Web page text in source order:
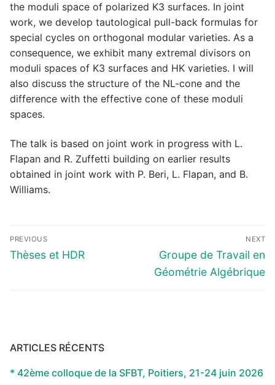
the moduli space of polarized K3 surfaces. In joint
work, we develop tautological pull-back formulas for
special cycles on orthogonal modular varieties. As a
consequence, we exhibit many extremal divisors on
moduli spaces of K3 surfaces and HK varieties. I will
also discuss the structure of the NL-cone and the
difference with the effective cone of these moduli
spaces.
The talk is based on joint work in progress with L.
Flapan and R. Zuffetti building on earlier results
obtained in joint work with P. Beri, L. Flapan, and B.
Williams.
Navigation
de
PREVIOUS
Previous
Thèses et HDR
NEXT
Next
post:
Groupe de Travail en
Géométrie Algébrique
ARTICLES RÉCENTS
* 42ème colloque de la SFBT, Poitiers, 21-24 juin 2026